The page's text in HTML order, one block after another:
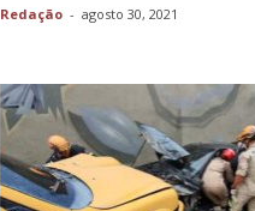
Redação - agosto 30, 2021